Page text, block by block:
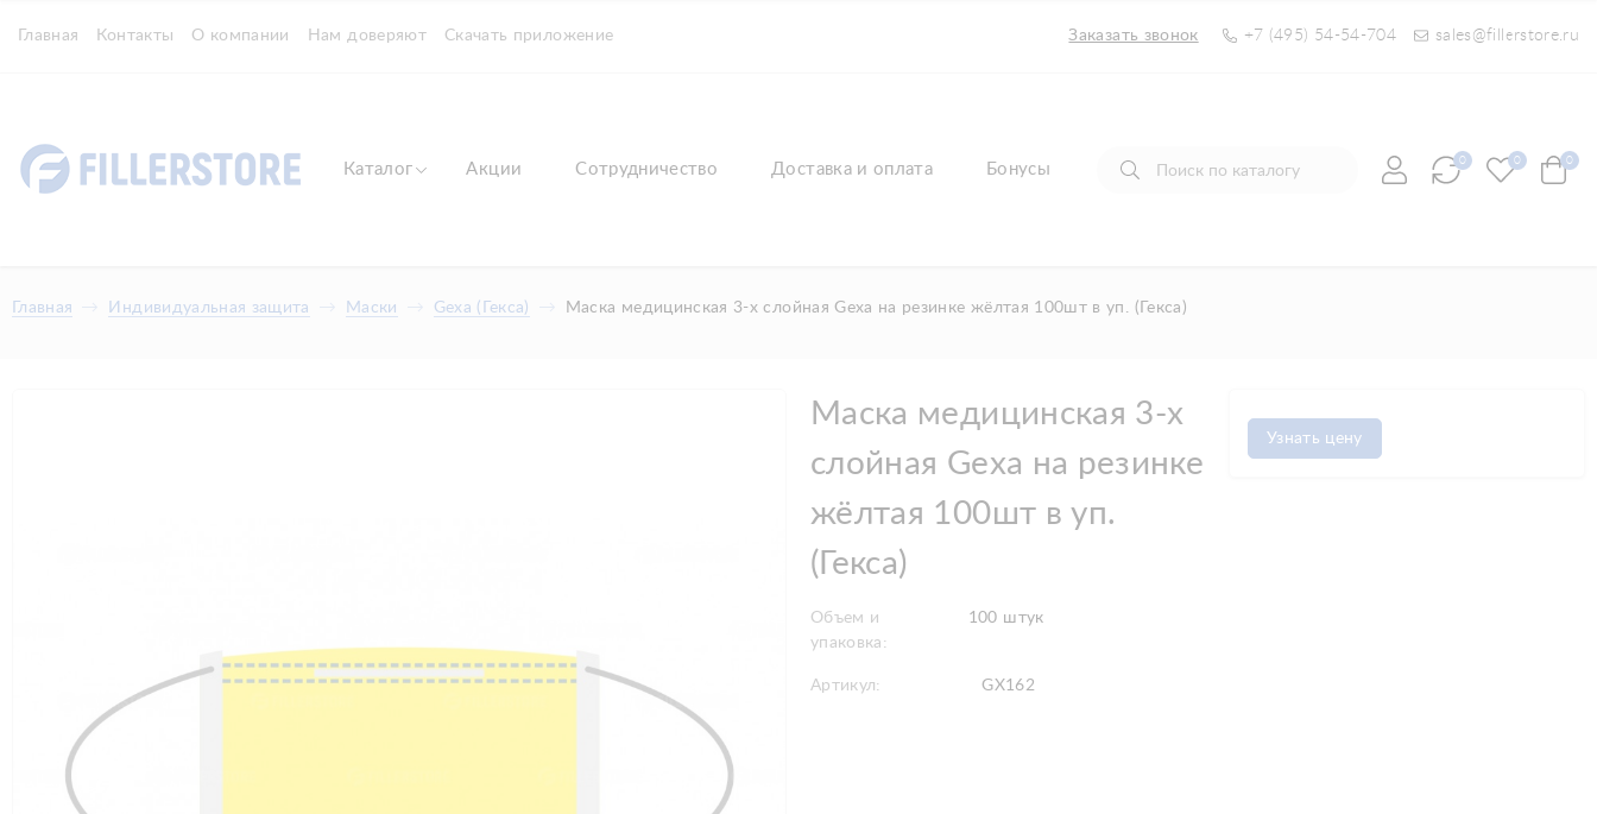
Главная Контакты О компании Нам доверяют Скачать приложение Заказать звонок +7 (495) 54-54-704 sales@fillerstore.ru
Каталог Акции Сотрудничество Доставка и оплата Бонусы 0 0 0
Главная Индивидуальная защита Маски Gexa (Гекса) Маска медицинская 3-х слойная Gexa на резинке жёлтая 100шт в уп. (Гекса)
Маска медицинская 3-х
слойная Gexa на резинке
жёлтая 100шт в уп.
(Гекса)
Объем и
упаковка:
100 штук
Артикул: GX162
Узнать цену